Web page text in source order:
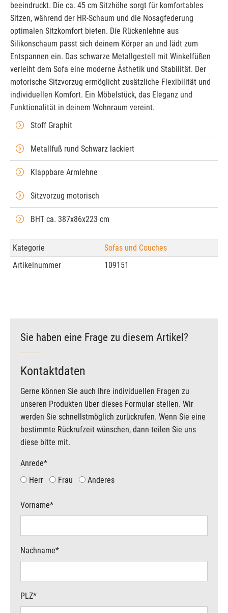
beeindruckt. Die ca. 45 cm Sitzhöhe sorgt für komfortables
Sitzen, während der HR-Schaum und die Nosagfederung
optimalen Sitzkomfort bieten. Die Rückenlehne aus
Silikonschaum passt sich deinem Körper an und lädt zum
Entspannen ein. Das schwarze Metallgestell mit Winkelfüßen
verleiht dem Sofa eine moderne Ästhetik und Stabilität. Der
motorische Sitzvorzug ermöglicht zusätzliche Flexibilität und
individuellen Komfort. Ein Möbelstück, das Eleganz und
Funktionalität in deinem Wohnraum vereint.
Stoff Graphit
Metallfuß rund Schwarz lackiert
Klappbare Armlehne
Sitzvorzug motorisch
BHT ca. 387x86x223 cm
Kategorie
Sofas und Couches
Artikelnummer
109151
Sie haben eine Frage zu diesem Artikel?
Kontaktdaten
Gerne können Sie auch Ihre individuellen Fragen zu
unseren Produkten über dieses Formular stellen. Wir
werden Sie schnellstmöglich zurückrufen. Wenn Sie eine
bestimmte Rückrufzeit wünschen, dann teilen Sie uns
diese bitte mit.
Anrede*
Herr
Frau Anderes
Vorname*
Nachname*
PLZ*